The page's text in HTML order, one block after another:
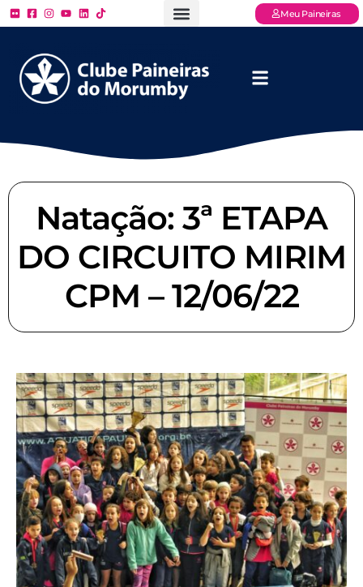
Meu Paineiras
Natação: 3ª ETAPA
DO CIRCUITO MIRIM
CPM – 12/06/22